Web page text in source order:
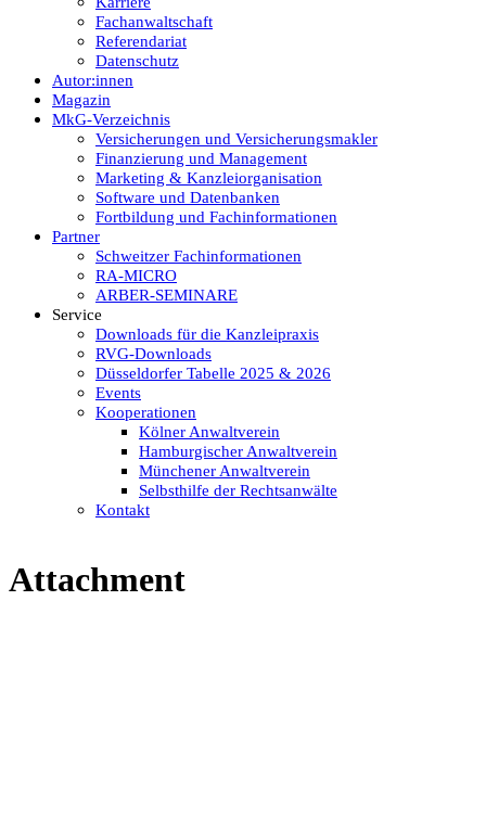
Fachanwaltschaft
Referendariat
Datenschutz
Autor:innen
Magazin
MkG-Verzeichnis
Versicherungen und Versicherungsmakler
Finanzierung und Management
Marketing & Kanzleiorganisation
Software und Datenbanken
Fortbildung und Fachinformationen
Partner
Schweitzer Fachinformationen
RA-MICRO
ARBER-SEMINARE
Service
Downloads für die Kanzleipraxis
RVG-Downloads
Düsseldorfer Tabelle 2025 & 2026
Events
Kooperationen
Kölner Anwaltverein
Hamburgischer Anwaltverein
Münchener Anwaltverein
Selbsthilfe der Rechtsanwälte
Kontakt
Attachment